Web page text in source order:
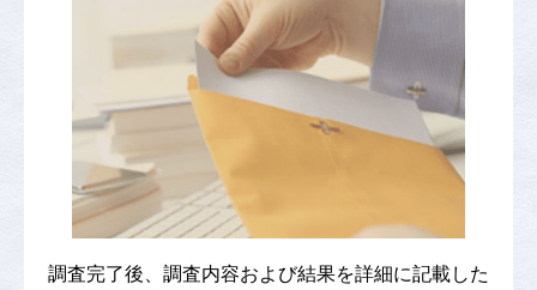
調査完了後、調査内容および結果を詳細に記載した